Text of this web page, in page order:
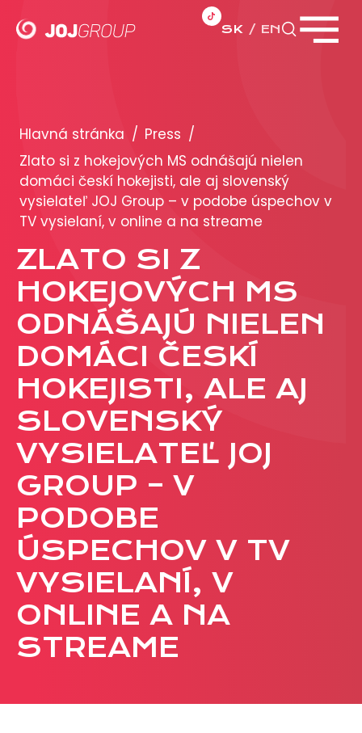
SK EN
Brandy
Produkty
PRODUKCIA
REKLAMA
Viac o reklamných formátoch
Obchodné podmienky
Prezentácia 2026
CASE STUDIES
O NÁS
Tím
Kariéra
PRESS
Tlačové správy
B2B Rozhovory
VEREJNÉ VYSIELANIE MS 2026
Hlavná stránka / Press /
Zlato si z hokejových MS odnášajú nielen
domáci českí hokejisti, ale aj slovenský
vysielateľ JOJ Group – v podobe úspechov v
TV vysielaní, v online a na streame
ZLATO SI Z
HOKEJOVÝCH MS
ODNÁŠAJÚ NIELEN
DOMÁCI ČESKÍ
HOKEJISTI, ALE AJ
SLOVENSKÝ
VYSIELATEĽ JOJ
GROUP – V
PODOBE
ÚSPECHOV V TV
VYSIELANÍ, V
ONLINE A NA
STREAME